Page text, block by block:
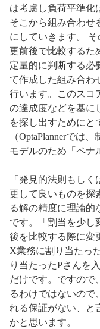
は考慮し負荷平準化
そこから組み合わせ
にしていきます。
更前後で比較するた
定量的に判断する必
て作成した組み合わ
行います。このスコ
の達成度などを基に
を探し出すためにと
（OptaPlannerでは
モデルのため「ペナ
「発見的法則もし
更して良いものを探
る解の精度に理論的
です。「割当を少し
後を比較する際に変
X業務に割り当たっ
り当たったPさんを
だけです。ですので
るわけではないので
れる保証がない、と
かと思います。